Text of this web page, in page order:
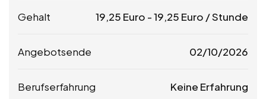
Gehalt 19,25 Euro -19,25 Euro / Stunde
Angebotsende 02/10/2026
Berufserfahrung Keine Erfahrung